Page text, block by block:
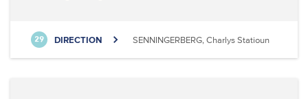
29 DIRECTION SENNINGERBERG, Charlys Statioun